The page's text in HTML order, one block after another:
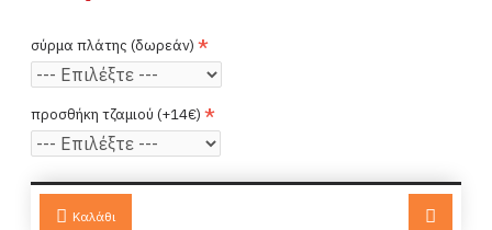
σύρμα πλάτης (δωρεάν)
προσθήκη τζαμιού (+14€)
Καλάθι